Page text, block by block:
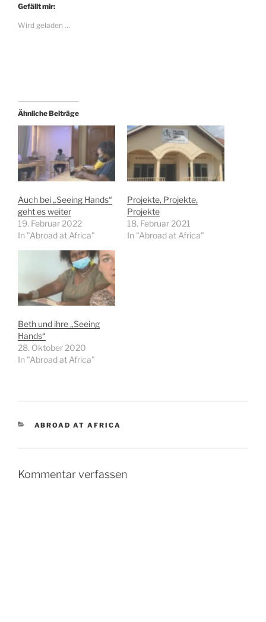
Gefällt mir:
Wird geladen …
Ähnliche Beiträge
Auch bei „Seeing Hands“
geht es weiter
19. Februar 2022
In "Abroad at Africa"
Projekte, Projekte,
Projekte
18. Februar 2021
In "Abroad at Africa"
Beth und ihre „Seeing
Hands“
28. Oktober 2020
In "Abroad at Africa"
KATEGORIEN
ABROAD AT AFRICA
Kommentar verfassen